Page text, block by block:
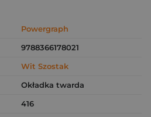
Powergraph
9788366178021
Wit Szostak
Okładka twarda
416